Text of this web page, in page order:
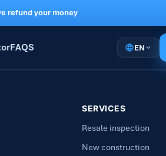
refund your money
FAQS EN
SERVICES
Resale inspection
New construction